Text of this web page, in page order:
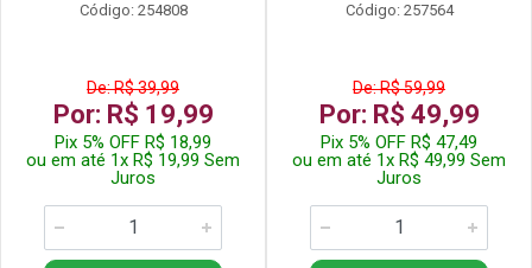
Código: 254808
De: R$ 39,99
Por: R$ 19,99
Pix 5% OFF R$ 18,99
ou em até 1x R$ 19,99 Sem
Juros
Código: 257564
De: R$ 59,99
Por: R$ 49,99
Pix 5% OFF R$ 47,49
ou em até 1x R$ 49,99 Sem
Juros